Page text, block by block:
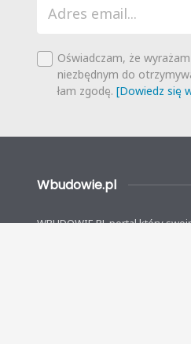
Oświadczam, że
niezbędnym do
łam zgodę. [Dowiedz się
Wbudowie.pl
WBUDOWIE.PL portal który